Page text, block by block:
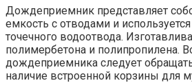
Дождеприемник представляет
емкость с отводами и
точечного водоотвода.
полимербетона и полипропилена.
дождеприемника следует
наличие встроенной корзины для